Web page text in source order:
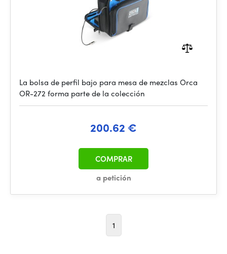
La bolsa de perfil bajo para mesa de mezclas Orca
OR-272 forma parte de la colección
200.62 €
a petición
COMPRAR
1